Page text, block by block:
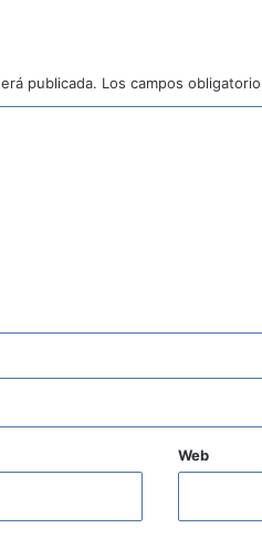
publicada. Los campos
Web